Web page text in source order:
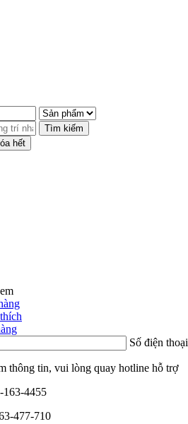
Tìm kiếm
hết
Số điện thoại
thông tin, vui lòng quay hotline hỗ trợ
163-4455
477-710